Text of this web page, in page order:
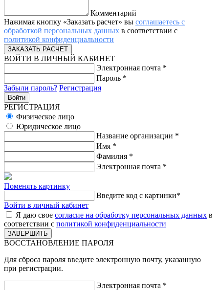
Комментарий
Нажимая кнопку «Заказать расчет» вы соглашаетесь с
обработкой персональных данных в соответствии с
политикой конфиденциальности
ВОЙТИ В ЛИЧНЫЙ КАБИНЕТ
Электронная почта *
Пароль *
Забыли пароль? Регистрация
РЕГИСТРАЦИЯ
Физическое лицо
Юридическое лицо
Название организации *
Имя *
Фамилия *
Электронная почта *
Поменять картинку
Введите код с картинки*
Войти в личный кабинет
Я даю свое согласие на обработку персональных данных в
соответствии с политикой конфиденциальности
ВОССТАНОВЛЕНИЕ ПАРОЛЯ
Для сброса пароля введите электронную почту, указанную
при регистрации.
Электронная почта *